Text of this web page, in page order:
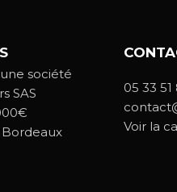
société
SAS
Bordeaux
05 33 51
Voir la